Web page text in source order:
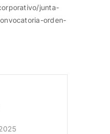
junta-
orden-